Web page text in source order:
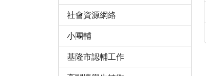
社會資源網絡
小團輔
基隆市認輔工作